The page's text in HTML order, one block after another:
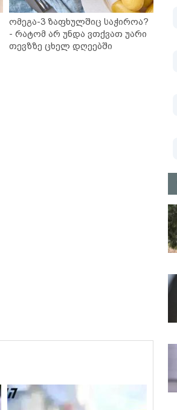
ომეგა-3 ზაფხულშიც საჭიროა?
- რატომ არ უნდა ვთქვათ უარი
თევზზე ცხელ დღეებში